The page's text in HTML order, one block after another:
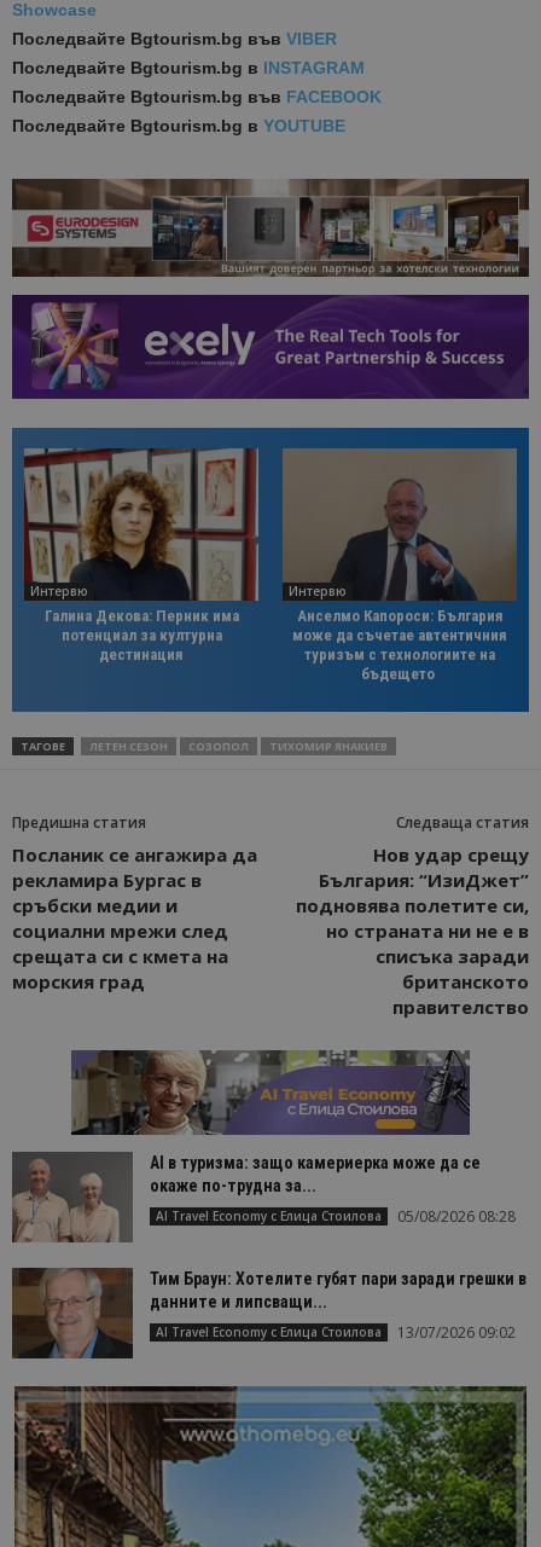
Showcase
Последвайте Bgtourism.bg във VIBER
Последвайте Bgtourism.bg в INSTAGRAM
Последвайте Bgtourism.bg във FACEBOOK
Последвайте Bgtourism.bg в YOUTUBE
Интервю
Галина Декова: Перник има
потенциал за културна
дестинация
Интервю
Анселмо Капороси: България
може да съчетае автентичния
туризъм с технологиите на
бъдещето
ТАГОВЕ ЛЕТЕН СЕЗОН СОЗОПОЛ ТИХОМИР ЯНАКИЕВ
Предишна статия
Посланик се ангажира да
рекламира Бургас в
сръбски медии и
социални мрежи след
срещата си с кмета на
морския град
Следваща статия
Нов удар срещу
България: “ИзиДжет”
подновява полетите си,
но страната ни не е в
списъка заради
британското
правителство
AI в туризма: защо камериерка може да се
окаже по-трудна за...
AI Travel Economy с Елица Стоилова 05/08/2026 08:28
Тим Браун: Хотелите губят пари заради грешки в
данните и липсващи...
AI Travel Economy с Елица Стоилова 13/07/2026 09:02